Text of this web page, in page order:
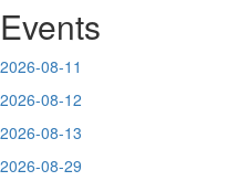
Events
2026-08-11
2026-08-12
2026-08-13
2026-08-29